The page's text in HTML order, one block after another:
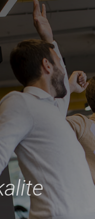
Özel Derin
Derin Çekme
Gemi İnşa
Saç Desen
C Tipi Presleri
×